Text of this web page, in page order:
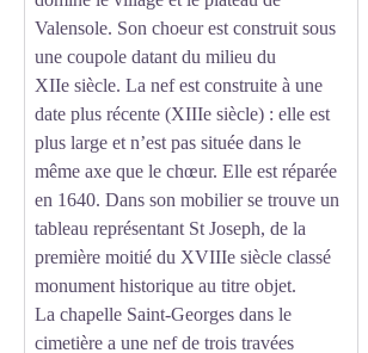
Valensole. Son choeur est construit sous
une coupole datant du milieu du
XIIe siècle. La nef est construite à une
date plus récente (XIIIe siècle) : elle est
plus large et n’est pas située dans le
même axe que le chœur. Elle est réparée
en 1640. Dans son mobilier se trouve un
tableau représentant St Joseph, de la
première moitié du XVIIIe siècle classé
monument historique au titre objet.
La chapelle Saint-Georges dans le
cimetière a une nef de trois travées